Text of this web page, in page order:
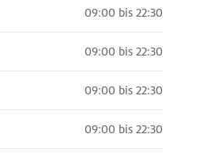
09:00 bis 22:30
09:00 bis 22:30
09:00 bis 22:30
09:00 bis 22:30